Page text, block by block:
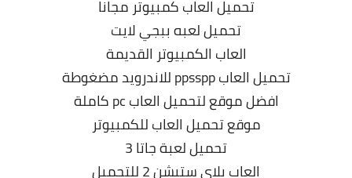
تحميل العاب كمبيوتر مجانا
تحميل لعبه ببجي لايت
العاب الكمبيوتر القديمة
تحميل العاب ppsspp للاندرويد مضغوطة
افضل موقع لتحميل العاب pc كاملة
موقع تحميل العاب للكمبيوتر
تحميل لعبة جاتا 3
العاب بلاي ستيشن 2 للتحميل